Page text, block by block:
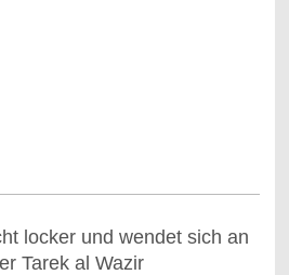
locker und wendet sich an
Tarek al Wazir